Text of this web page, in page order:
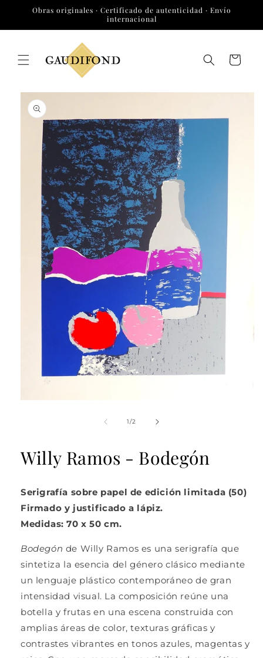
directamente
Obras originales · Certificado de autenticidad · Envío
internacional
Carrito
directamente
información
del producto
ventana
modal
1/de
2
Willy Ramos - Bodegón
Serigrafía sobre papel de edición limitada (50)
Firmado y justificado a lápiz.
Medidas: 70 x 50 cm.
Bodegón de Willy Ramos es una serigrafía que
sintetiza la esencia del género clásico mediante
un lenguaje plástico contemporáneo de gran
intensidad visual. La composición reúne una
botella y frutas en una escena construida con
amplias áreas de color, texturas gráficas y
contrastes vibrantes en tonos azules, magentas y